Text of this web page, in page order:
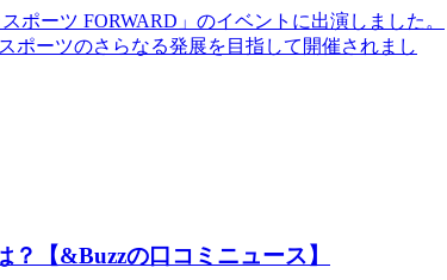
ポーツ FORWARD」のイベントに出演しました。
ポーツのさらなる発展を目指して開催されまし
【&Buzzの口コミニュース】